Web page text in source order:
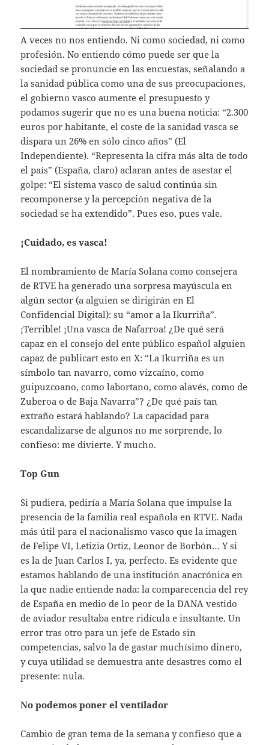
A veces no nos entiendo. Ni como sociedad, ni como
profesión. No entiendo cómo puede ser que la
sociedad se pronuncie en las encuestas, señalando a
la sanidad pública como una de sus preocupaciones,
el gobierno vasco aumente el presupuesto y
podamos sugerir que no es una buena noticia: “2.300
euros por habitante, el coste de la sanidad vasca se
dispara un 26% en sólo cinco años” (El
Independiente). “Representa la cifra más alta de todo
el país” (España, claro) aclaran antes de asestar el
golpe: “El sistema vasco de salud continúa sin
recomponerse y la percepción negativa de la
sociedad se ha extendido”. Pues eso, pues vale.
¡Cuidado, es vasca!
El nombramiento de María Solana como consejera
de RTVE ha generado una sorpresa mayúscula en
algún sector (a alguien se dirigirán en El
Confidencial Digital): su “amor a la Ikurriña”.
¡Terrible! ¡Una vasca de Nafarroa! ¿De qué será
capaz en el consejo del ente público español alguien
capaz de publicart esto en X: “La Ikurriña es un
símbolo tan navarro, como vizcaíno, como
guipuzcoano, como labortano, como alavés, como de
Zuberoa o de Baja Navarra”? ¿De qué país tan
extraño estará hablando? La capacidad para
escandalizarse de algunos no me sorprende, lo
confieso: me divierte. Y mucho.
Top Gun
Si pudiera, pediría a María Solana que impulse la
presencia de la familia real española en RTVE. Nada
más útil para el nacionalismo vasco que la imagen
de Felipe VI, Letizia Ortiz, Leonor de Borbón… Y si
es la de Juan Carlos I, ya, perfecto. Es evidente que
estamos hablando de una institución anacrónica en
la que nadie entiende nada: la comparecencia del rey
de España en medio de lo peor de la DANA vestido
de aviador resultaba entre ridícula e insultante. Un
error tras otro para un jefe de Estado sin
competencias, salvo la de gastar muchísimo dinero,
y cuya utilidad se demuestra ante desastres como el
presente: nula.
No podemos poner el ventilador
Cambio de gran tema de la semana y confieso que a